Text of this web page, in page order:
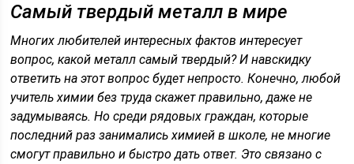
Самый твердый металл в мире
Многих любителей интересных фактов интересует
вопрос, какой металл самый твердый? И навскидку
ответить на этот вопрос будет непросто. Конечно, любой
учитель химии без труда скажет правильно, даже не
задумываясь. Но среди рядовых граждан, которые
последний раз занимались химией в школе, не многие
смогут правильно и быстро дать ответ. Это связано с